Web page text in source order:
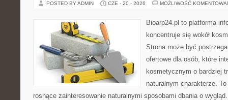
POSTED BY ADMIN CZE - 20 - 2026 MOŻLIWOŚĆ
Bioarp24.pl to platforma
koncentruje się wokół
Strona może być
ofertowe dla osób, które
kosmetycznym o bardziej
naturalnym charakterze.
rosnące zainteresowanie naturalnymi sposobami dbania o